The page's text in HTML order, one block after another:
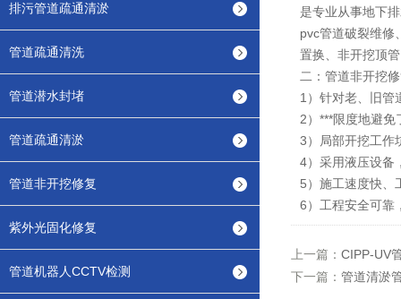
排污管道疏通清淤
管道疏通清洗
管道潜水封堵
管道疏通清淤
管道非开挖修复
紫外光固化修复
管道机器人CCTV检测
是专业从事地下
pvc管道破裂维修
置换、非开挖顶
二：管道非开挖
1）针对老、旧管
2）***限度地避
3）局部开挖工作
4）采用液压设备
5）施工速度快、
6）工程安全可靠
上一篇： CIPP-UV
下一篇： 管道清淤